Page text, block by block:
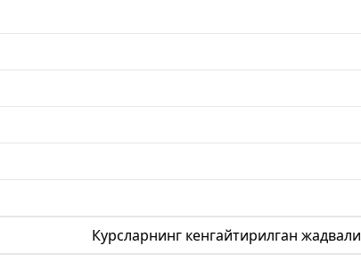
Курсларнинг кенгайтирилган жадвали